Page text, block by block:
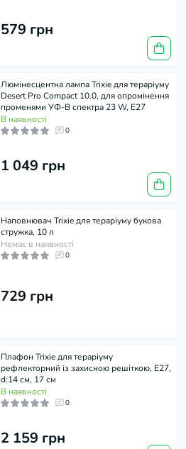
579 грн
Люмінесцентна лампа Trixie для тераріуму
Desert Pro Compact 10.0, для опромінення
променями УФ-В спектра 23 W, E27
В наявності
0
1 049 грн
Наповнювач Trixie для тераріуму букова
стружка, 10 л
Немає в наявності
0
729 грн
Плафон Trixie для тераріуму
рефлекторний із захисною решіткою, E27,
d:14 см, 17 см
В наявності
0
2 159 грн